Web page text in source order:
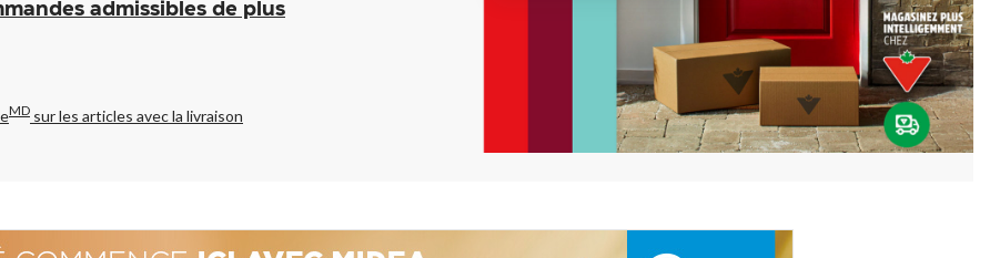
admissibles de plus
MD sur les articles avec la livraison